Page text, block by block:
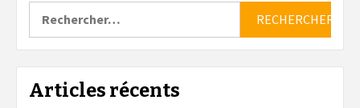
Articles récents